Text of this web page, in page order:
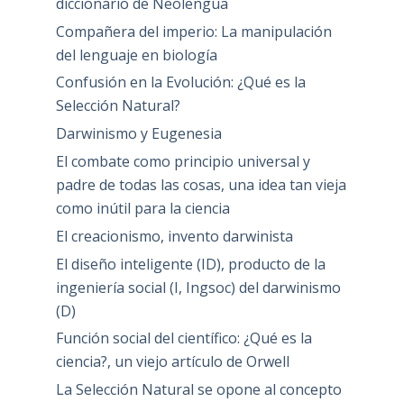
Compañera del imperio: La manipulación
del lenguaje en biología
Confusión en la Evolución: ¿Qué es la
Selección Natural?
Darwinismo y Eugenesia
El combate como principio universal y
padre de todas las cosas, una idea tan vieja
como inútil para la ciencia
El creacionismo, invento darwinista
El diseño inteligente (ID), producto de la
ingeniería social (I, Ingsoc) del darwinismo
(D)
Función social del científico: ¿Qué es la
ciencia?, un viejo artículo de Orwell
La Selección Natural se opone al concepto